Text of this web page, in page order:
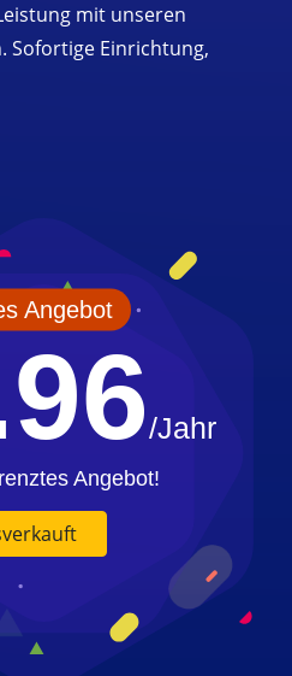
mit unseren
Sofortige Einrichtung,
Angebot
/Jahr
Angebot!